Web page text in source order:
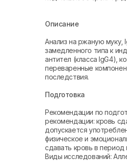
Описание
Анализ на ржаную муку,
замедленного типа к
антител (класса IgG4),
переваренные
последствия.
Подготовка
Рекомендации по
рекомендации: кровь
допускается
физическое и
сдавать кровь в
Виды исследований: